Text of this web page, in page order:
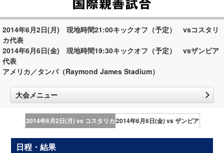
2014年6月2日(月) 現地時間21:00キックオフ（予定） vsコスタリ
カ代表
2014年6月6日(金) 現地時間19:30キックオフ（予定） vsザンビア
代表
アメリカ／タンパ（Raymond James Stadium）
大会メニュー
2014年6月2日(月) vs コスタリカ2014年6月6日(金) vs ザンビア
日程・結果